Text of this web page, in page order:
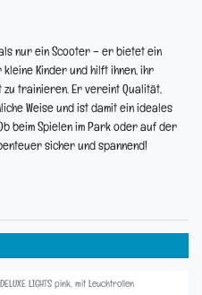
als nur ein Scooter – er bietet ein
Kinder und hilft ihnen, ihr
zu trainieren. Er vereint Qualität,
Weise und ist damit ein ideales
beim Spielen im Park oder auf der
sicher und spannend!
DELUXE LIGHTS pink, mit Leuchtrollen